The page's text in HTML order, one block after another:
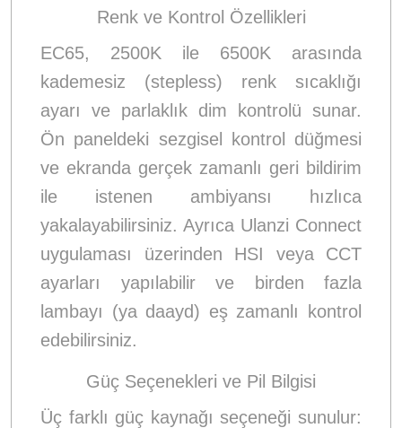
Renk ve Kontrol Özellikleri
EC65, 2500K ile 6500K arasında
kademesiz (stepless) renk sıcaklığı
ayarı ve parlaklık dim kontrolü sunar.
Ön paneldeki sezgisel kontrol düğmesi
ve ekranda gerçek zamanlı geri bildirim
ile istenen ambiyansı hızlıca
yakalayabilirsiniz. Ayrıca Ulanzi Connect
uygulaması üzerinden HSI veya CCT
ayarları yapılabilir ve birden fazla
lambayı (ya daayd) eş zamanlı kontrol
edebilirsiniz.
Güç Seçenekleri ve Pil Bilgisi
Üç farklı güç kaynağı seçeneği sunulur: